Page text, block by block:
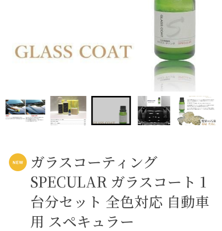
ガラスコーティング
SPECULAR ガラスコート 1
台分セット 全色対応 自動車
用 スペキュラー